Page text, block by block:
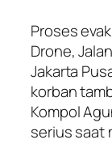
Proses
Drone,
Jakarta
korban
Kompol
serius saat